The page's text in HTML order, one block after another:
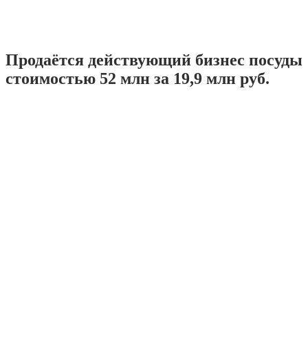
Продаётся действующий бизнес посуды
стоимостью 52 млн за 19,9 млн руб.